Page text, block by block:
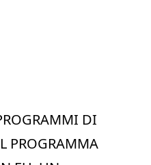
DI
PROGRAMMA